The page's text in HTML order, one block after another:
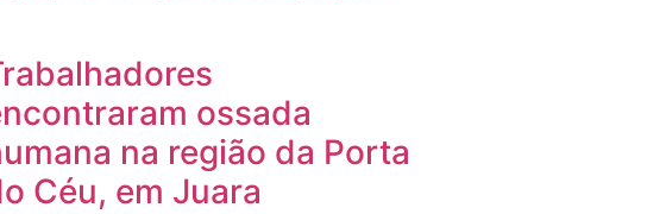
ossada
na região da Porta
Céu, em Juara